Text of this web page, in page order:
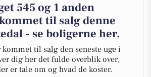
545 og 1 anden
til salg denne
- se boligerne her.
til salg den seneste uge i
dig her det fulde overblik over,
er tale om og hvad de koster.